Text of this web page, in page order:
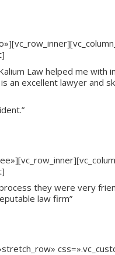
Law helped me with
an excellent lawyer and
they were very
law firm”